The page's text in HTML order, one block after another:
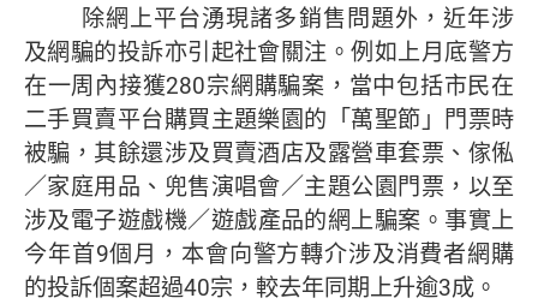
除網上平台湧現諸多銷售問題外，近年涉
及網騙的投訴亦引起社會關注。例如上月底警方
在一周內接獲280宗網購騙案，當中包括市民在
二手買賣平台購買主題樂園的「萬聖節」門票時
被騙，其餘還涉及買賣酒店及露營車套票、傢俬
／家庭用品、兜售演唱會／主題公園門票，以至
涉及電子遊戲機／遊戲產品的網上騙案。事實上
今年首9個月，本會向警方轉介涉及消費者網購
的投訴個案超過40宗，較去年同期上升逾3成。